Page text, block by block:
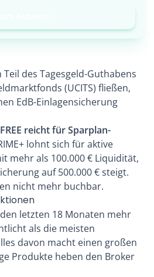
Teil des Tagesgeld-Guthabens
(UCITS) fließen,
EdB-Einlagensicherung
FREE reicht für Sparplan-
lohnt sich für aktive
mehr als 100.000 € Liquidität,
auf 500.000 € steigt.
nicht mehr buchbar.
letzten 18 Monaten mehr
als die meisten
davon macht einen großen
Produkte heben den Broker